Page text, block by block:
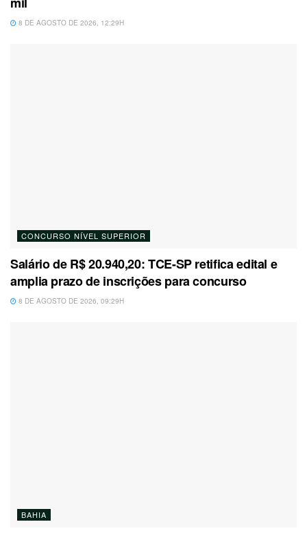
8 DE AGOSTO DE 2026, 12:29H
CONCURSO NÍVEL SUPERIOR
Salário de R$ 20.940,20: TCE-SP retifica edital e
amplia prazo de inscrições para concurso
8 DE AGOSTO DE 2026, 09:29H
BAHIA